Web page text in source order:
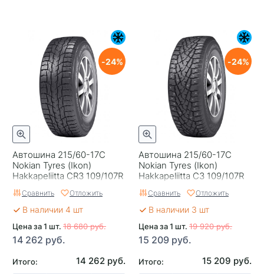
Автошина 215/60-17С
Nokian Tyres (Ikon)
Hakkapeliitta CR3 109/107R
(2018 и старше)
24
Сравнить Отложить
В наличии 4 шт
Цена за 1 шт. 18 680 руб.
14 262 руб.
Итого: 14 262 руб.
Автошина 215/60-17С
Nokian Tyres (Ikon)
Hakkapeliitta C3 109/107R
Шип
24
Сравнить Отложить
В наличии 3 шт
Цена за 1 шт. 19 920 руб.
15 209 руб.
Итого: 15 209 руб.